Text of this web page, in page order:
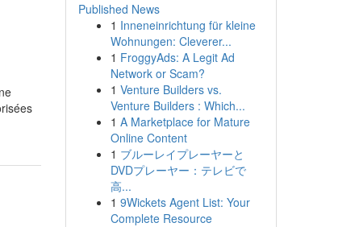
Published News
1 Inneneinrichtung für kleine
Wohnungen: Cleverer...
1 FroggyAds: A Legit Ad
Network or Scam?
1 Venture Builders vs.
Venture Builders : Which...
1 A Marketplace for Mature
Online Content
1 ブルーレイプレーヤーと
DVDプレーヤー：テレビで
高...
1 9Wickets Agent List: Your
Complete Resource